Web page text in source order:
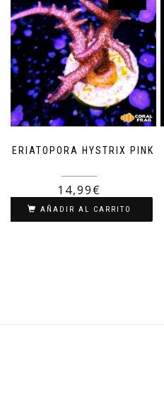
SERIATOPORA HYSTRIX PINK
19,99€
14,99€
AÑADIR AL CARRITO